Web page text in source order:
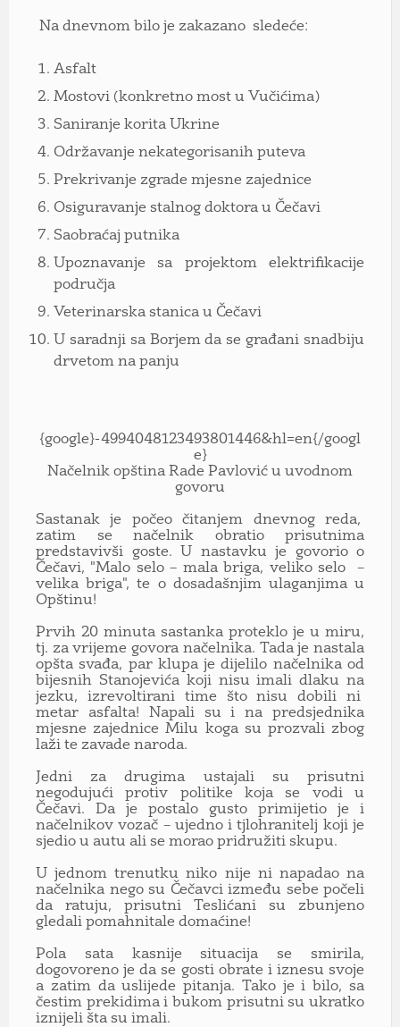
Na dnevnom bilo je zakazano sledeće:
Asfalt
Mostovi (konkretno most u Vučićima)
Saniranje korita Ukrine
Održavanje nekategorisanih puteva
Prekrivanje zgrade mjesne zajednice
Osiguravanje stalnog doktora u Čečavi
Saobraćaj putnika
Upoznavanje sa projektom elektrifikacije
područja
Veterinarska stanica u Čečavi
U saradnji sa Borjem da se građani snadbiju
drvetom na panju
{google}-4994048123493801446&hl=en{/googl
e}
Načelnik opština Rade Pavlović u uvodnom
govoru
Sastanak je počeo čitanjem dnevnog reda,
zatim se načelnik obratio prisutnima
predstavivši goste. U nastavku je govorio o
Čečavi, "Malo selo – mala briga, veliko selo –
velika briga", te o dosadašnjim ulaganjima u
Opštinu!
Prvih 20 minuta sastanka proteklo je u miru,
tj. za vrijeme govora načelnika. Tada je nastala
opšta svađa, par klupa je dijelilo načelnika od
bijesnih Stanojevića koji nisu imali dlaku na
jezku, izrevoltirani time što nisu dobili ni
metar asfalta! Napali su i na predsjednika
mjesne zajednice Milu koga su prozvali zbog
laži te zavade naroda.
Jedni za drugima ustajali su prisutni
negodujući protiv politike koja se vodi u
Čečavi. Da je postalo gusto primijetio je i
načelnikov vozač – ujedno i tjlohranitelj koji je
sjedio u autu ali se morao pridružiti skupu.
U jednom trenutku niko nije ni napadao na
načelnika nego su Čečavci između sebe počeli
da ratuju, prisutni Teslićani su zbunjeno
gledali pomahnitale domaćine!
Pola sata kasnije situacija se smirila,
dogovoreno je da se gosti obrate i iznesu svoje
a zatim da uslijede pitanja. Tako je i bilo, sa
čestim prekidima i bukom prisutni su ukratko
iznijeli šta su imali.